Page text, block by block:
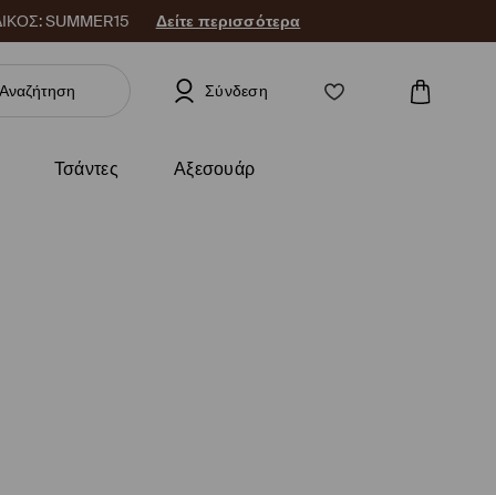
SUMMER15 Δείτε περισσότερα
Σύνδεση
Τσάντες Αξεσουάρ